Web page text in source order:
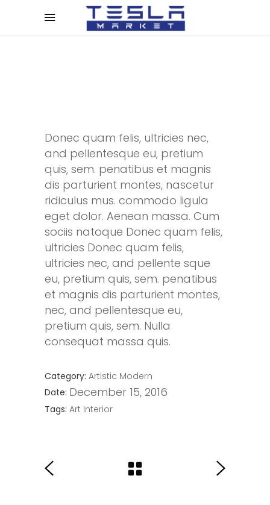
Donec quam felis, ultricies nec,
and pellentesque eu, pretium
quis, sem. penatibus et magnis
dis parturient montes, nascetur
ridiculus mus. commodo ligula
eget dolor. Aenean massa. Cum
sociis natoque Donec quam felis,
ultricies Donec quam felis,
ultricies nec, and pellente sque
eu, pretium quis, sem. penatibus
et magnis dis parturient montes,
nec, and pellentesque eu,
pretium quis, sem. Nulla
consequat massa quis.
Category: Artistic Modern
Date: December 15, 2016
Tags: Art Interior